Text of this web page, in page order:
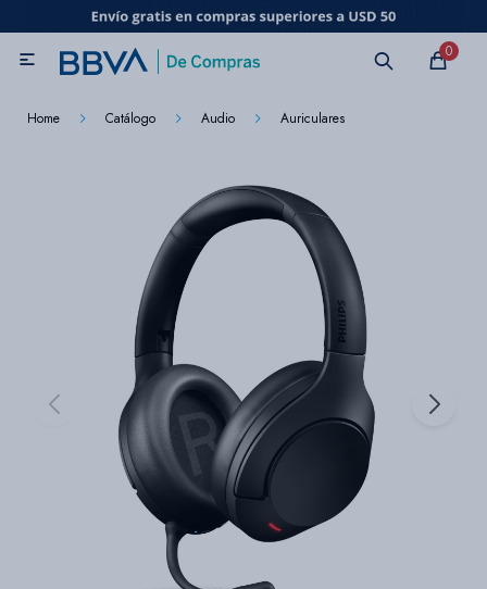
0

Home Catálogo Audio Auriculares
MI CUENTA
Electrodomésticos
Audio